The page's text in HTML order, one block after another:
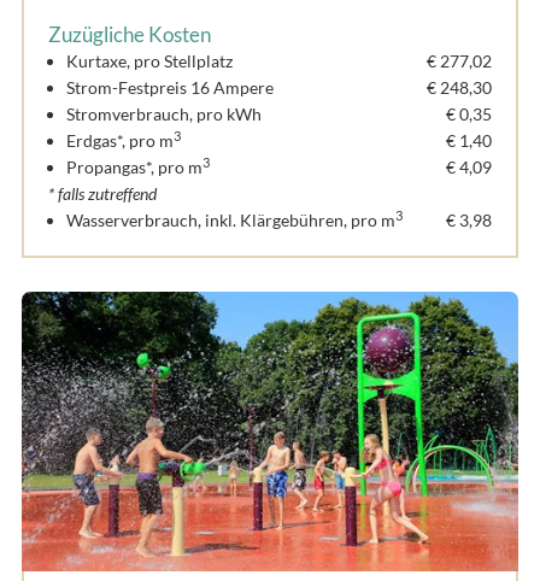
Zuzügliche Kosten
Kurtaxe, pro Stellplatz
€ 277,02
Strom-Festpreis 16 Ampere
€ 248,30
Stromverbrauch, pro kWh
€ 0,35
Erdgas*, pro m3
€ 1,40
Propangas*, pro m3
€ 4,09
* falls zutreffend
Wasserverbrauch, inkl. Klärgebühren, pro m3 € 3,98